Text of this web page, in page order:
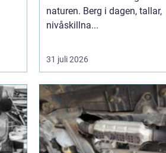
naturen. Berg i dagen, tallar,
nivåskillna...
31 juli 2026